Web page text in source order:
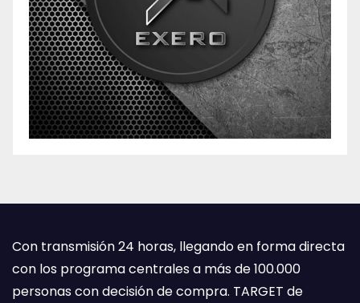
Con transmisión 24 horas, llegando en forma directa
con los programa centrales a más de 100.000
personas con decisión de compra. TARGET de